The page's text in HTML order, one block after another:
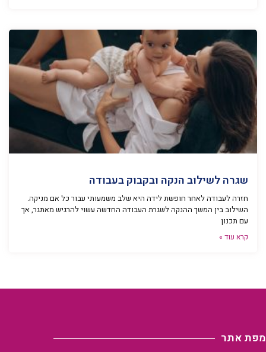
שגרה לשילוב הנקה ובקבוק בעבודה
חזרה לעבודה לאחר חופשת לידה היא שלב משמעותי עבור כל אם מניקה.
השילוב בין המשך ההנקה לשגרת העבודה החדשה עשוי להרגיש מאתגר, אך
עם תכנון
קרא עוד »
מפת אתר